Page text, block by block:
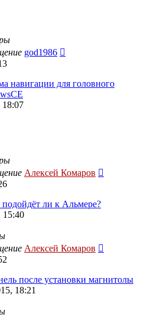
god1986
навигации для головного
18:07
Алексей Комаров
ли к Альмере?
15:40
Алексей Комаров
после установки магнитолы
18:21